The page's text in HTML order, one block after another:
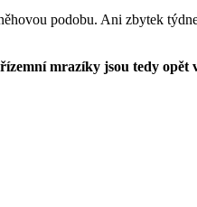
podobu. Ani zbytek
mrazíky jsou tedy opět